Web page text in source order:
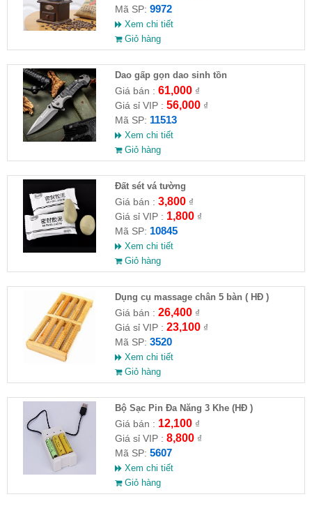
Mã SP: 9972
Xem chi tiết
Giỏ hàng
Dao gấp gọn dao sinh tồn
Giá bán : 61,000₫
Giá sỉ VIP : 56,000₫
Mã SP: 11513
Xem chi tiết
Giỏ hàng
Đất sét vá tường
Giá bán : 3,800₫
Giá sỉ VIP : 1,800₫
Mã SP: 10845
Xem chi tiết
Giỏ hàng
Dụng cụ massage chân 5 bàn ( HĐ )
Giá bán : 26,400₫
Giá sỉ VIP : 23,100₫
Mã SP: 3520
Xem chi tiết
Giỏ hàng
Bộ Sạc Pin Đa Năng 3 Khe (HĐ )
Giá bán : 12,100₫
Giá sỉ VIP : 8,800₫
Mã SP: 5607
Xem chi tiết
Giỏ hàng